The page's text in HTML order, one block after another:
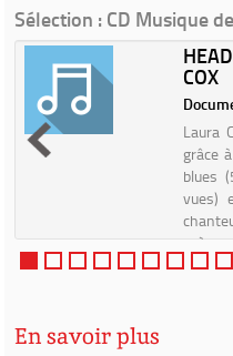
Sélection : CD Musique
COX
Laura
grâce
blues
vues)
scène
En savoir plus